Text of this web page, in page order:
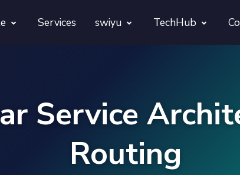
Services swiyu
Provara
TechHub
Service
Routing